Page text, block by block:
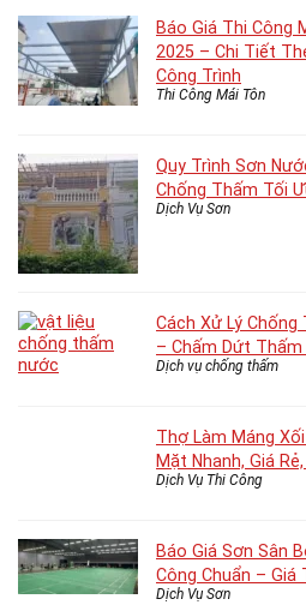
Báo Giá Thi Công
2025 – Chi Tiết
Công Trình
Thi Công Mái Tôn
Quy Trình Sơn
Chống Thấm Tối
Dịch Vụ Sơn
Cách Xử Lý Chống
– Chấm Dứt
Dịch vụ chống thấm
Thợ Làm Máng
Mặt Nhanh, Giá
Dịch Vụ Thi Công
Báo Giá Sơn Sân
Công Chuẩn –
Dịch Vụ Sơn